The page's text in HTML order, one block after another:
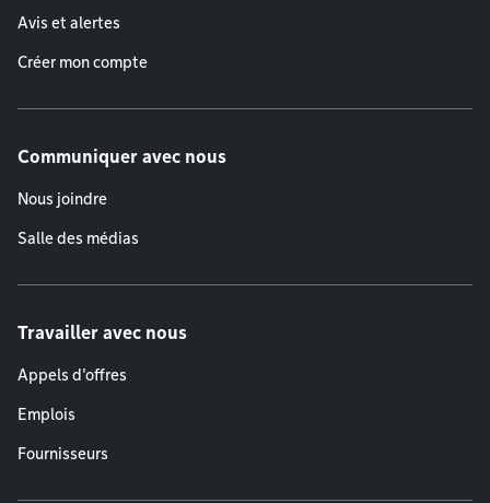
Avis et alertes
Créer mon compte
Communiquer avec nous
Nous joindre
Salle des médias
Travailler avec nous
Appels d'offres
Emplois
Fournisseurs